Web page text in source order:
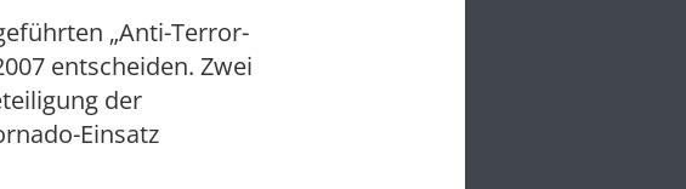
„Anti-Terror-
entscheiden. Zwei
der
Einsatz